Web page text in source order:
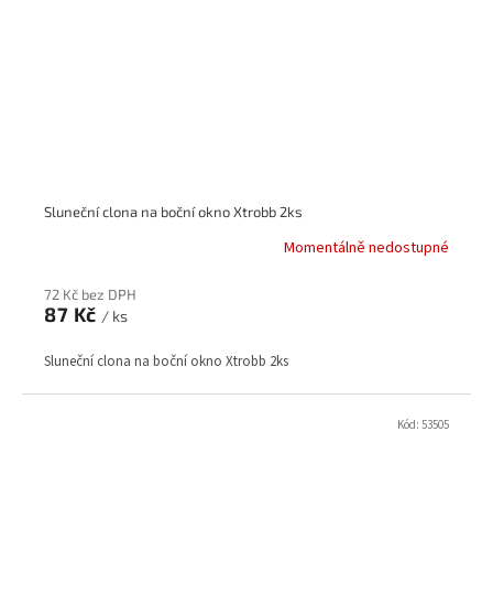
Sluneční clona na boční okno Xtrobb 2ks
Momentálně nedostupné
72 Kč bez DPH
87 Kč / ks
Sluneční clona na boční okno Xtrobb 2ks
Kód: 53505